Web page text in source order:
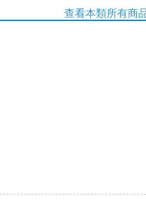
查看本類所有商